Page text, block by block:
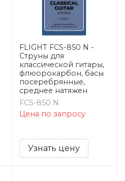
FLIGHT FCS-850 N -
Струны для
классической гитары,
флюорокарбон, басы
посеребрянные,
среднее натяжен
FCS-850 N
Цена по запросу
Узнать цену